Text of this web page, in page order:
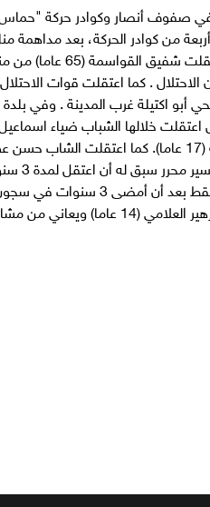
في صفوف أنصار وكوادر حركة
من كوادر الحركة، بعد
المدينة . وحسب المصادر فإن
. كما اعتقلت قوات الاحتلال
بحي أبو اكتيلة غرب المدينة . وفي
عاما) وأفرجت قوات الاحتلال عنه قبل 40